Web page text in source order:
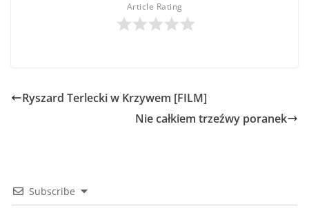
Article Rating
Ryszard Terlecki w Krzywem [FILM]
Nie całkiem trzeźwy poranek
Subscribe